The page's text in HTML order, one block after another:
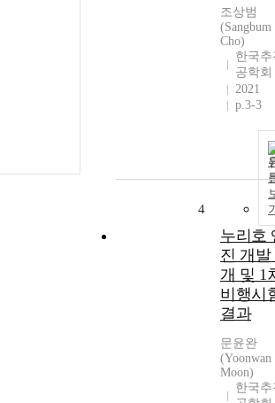
조상범
(Sangbum
Cho)
한국추
공학회
2021
p.3-3
4
누리호
진 개발
개 및 1
비행시
결과
문윤완
(Yoonwan
Moon)
한국추